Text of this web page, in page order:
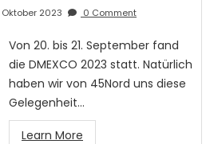
Oktober 2023 0 Comment
Von 20. bis 21. September fand
die DMEXCO 2023 statt. Natürlich
haben wir von 45Nord uns diese
Gelegenheit…
Learn More